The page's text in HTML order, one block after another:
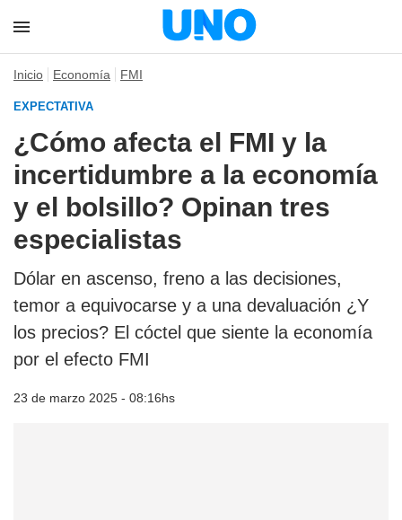
Inicio Economía FMI
EXPECTATIVA
¿Cómo afecta el FMI y la
incertidumbre a la economía
y el bolsillo? Opinan tres
especialistas
Dólar en ascenso, freno a las decisiones,
temor a equivocarse y a una devaluación ¿Y
los precios? El cóctel que siente la economía
por el efecto FMI
23 de marzo 2025 - 08:16hs